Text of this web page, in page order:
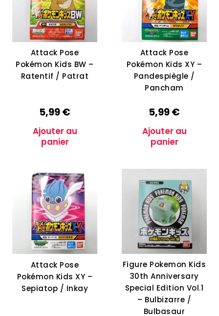
Attack Pose
Pokémon Kids BW –
Ratentif / Patrat
5,99€
Ajouter au
panier
Attack Pose
Pokémon Kids XY –
Pandespiègle /
Pancham
5,99€
Ajouter au
panier
Attack Pose
Pokémon Kids XY –
Sepiatop / Inkay
Figure Pokemon Kids
30th Anniversary
Special Edition Vol.1
– Bulbizarre /
Bulbasaur